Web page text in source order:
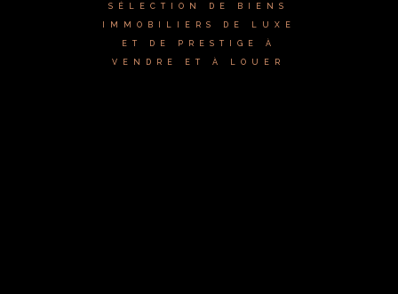
SÉLECTION DE BIENS
IMMOBILIERS DE LUXE
ET DE PRESTIGE À
VENDRE ET À LOUER